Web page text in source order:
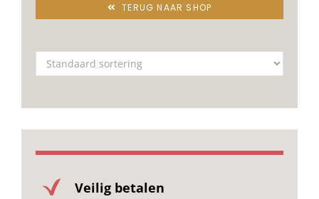
TERUG NAAR SHOP
Veilig betalen